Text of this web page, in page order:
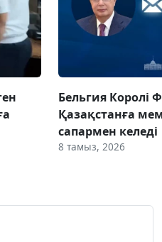
Бельгия Королі
Қазақстанға
сапармен келеді
8 тамыз, 2026